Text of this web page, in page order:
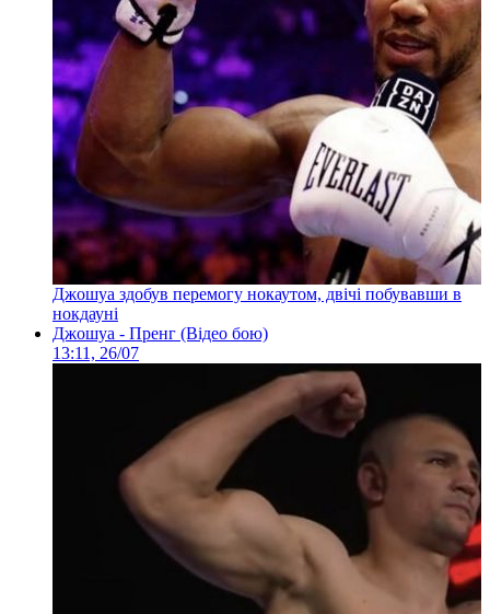
Джошуа здобув перемогу нокаутом, двічі побувавши в
нокдауні
Джошуа - Пренг (Відео бою)
13:11, 26/07